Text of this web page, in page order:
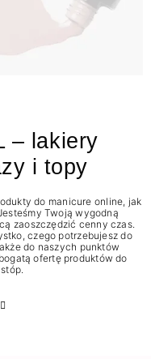
– lakiery
i topy
do manicure online, jak
Twoją wygodną
zaoszczędzić cenny czas.
czego potrzebujesz do
do naszych punktów
ofertę produktów do